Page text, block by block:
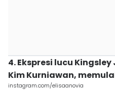
4. Ekspresi lucu
Kim Kurniawan,
instagram.com/elisaanovia